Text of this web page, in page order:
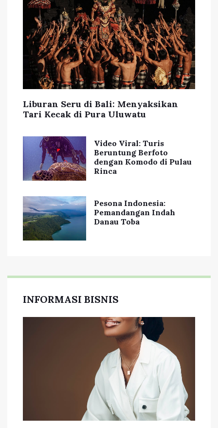
Liburan Seru di Bali: Menyaksikan
Tari Kecak di Pura Uluwatu
Video Viral: Turis
Beruntung Berfoto
dengan Komodo di Pulau
Rinca
Pesona Indonesia:
Pemandangan Indah
Danau Toba
INFORMASI BISNIS